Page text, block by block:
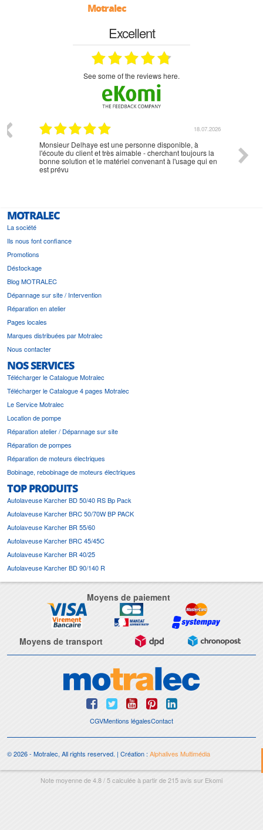
Motralec
Excellent
see some of the reviews here.
18.07.2026
Monsieur Delhaye est une personne disponible, à
l'écoute du client et très aimable - cherchant toujours la
bonne solution et le matériel convenant à l'usage qui en
est prévu
MOTRALEC
La société
Ils nous font confiance
Promotions
Déstockage
Blog MOTRALEC
Dépannage sur site / Intervention
Réparation en atelier
Pages locales
Marques distribuées par Motralec
Nous contacter
NOS SERVICES
Télécharger le Catalogue Motralec
Télécharger le Catalogue 4 pages Motralec
Le Service Motralec
Location de pompe
Réparation atelier / Dépannage sur site
Réparation de pompes
Réparation de moteurs électriques
Bobinage, rebobinage de moteurs électriques
TOP PRODUITS
Autolaveuse Karcher BD 50/40 RS Bp Pack
Autolaveuse Karcher BRC 50/70W BP PACK
Autolaveuse Karcher BR 55/60
Autolaveuse Karcher BRC 45/45C
Autolaveuse Karcher BR 40/25
Autolaveuse Karcher BD 90/140 R
Moyens de paiement
Moyens de transport
CGVMentions légalesContact
© 2026 - Motralec, All rights reserved. | Création :Alphalives Multimédia
Note moyenne de4.8/5calculée à partir de215avis sur Ekomi